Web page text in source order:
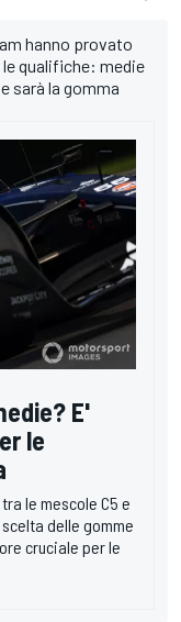
hanno provato
qualifiche: medie
sarà la gomma
E'
le
le mescole C5 e
delle gomme
cruciale per le